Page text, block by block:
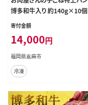
博多和牛入り 約140g×10
kg
寄付金額
14,000円
福岡県嘉麻市
冷凍